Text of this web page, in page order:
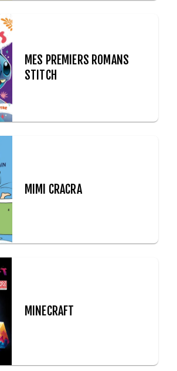
MES PREMIERS ROMANS
STITCH
MIMI CRACRA
MINECRAFT